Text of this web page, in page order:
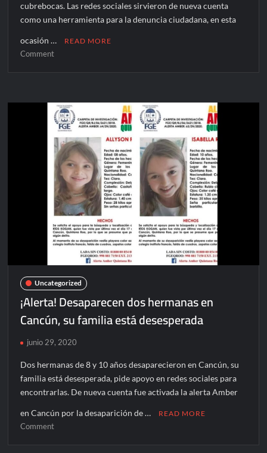
cubrebocas. Las redes sociales sirvieron de nueva cuenta
como una herramienta para la denuncia ciudadana, en esta
ocasión … READ MORE
Commenton
no
utilizan
cubrebocas
y
provocan
molestia
de
habitantes
Uncategorized
¡Alerta! Desaparecen dos hermanas en
Cancún, su familia está desesperada
junio 29, 2020
Dos hermanas de 8 y 10 años desaparecieron en Cancún, su
familia está desesperada, pide apoyo en redes sociales para
encontrarlas. De nueva cuenta fue activada la alerta Amber
en Cancún por la desaparición de … READ MORE
Commenton